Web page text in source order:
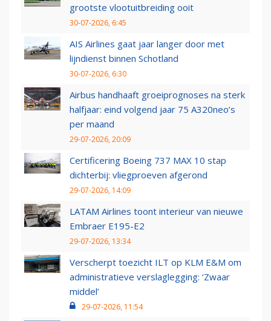
grootste vlootuitbreiding ooit
30-07-2026, 6:45
AIS Airlines gaat jaar langer door met
lijndienst binnen Schotland
30-07-2026, 6:30
Airbus handhaaft groeiprognoses na sterk
halfjaar: eind volgend jaar 75 A320neo’s
per maand
29-07-2026, 20:09
Certificering Boeing 737 MAX 10 stap
dichterbij: vliegproeven afgerond
29-07-2026, 14:09
LATAM Airlines toont interieur van nieuwe
Embraer E195-E2
29-07-2026, 13:34
Verscherpt toezicht ILT op KLM E&M om
administratieve verslaglegging: ‘Zwaar
middel’
29-07-2026, 11:54